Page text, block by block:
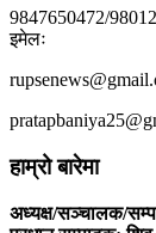
9847650472/
इमेलः
हाम्रो बारेमा
अध्यक्ष/सञ्चालक/